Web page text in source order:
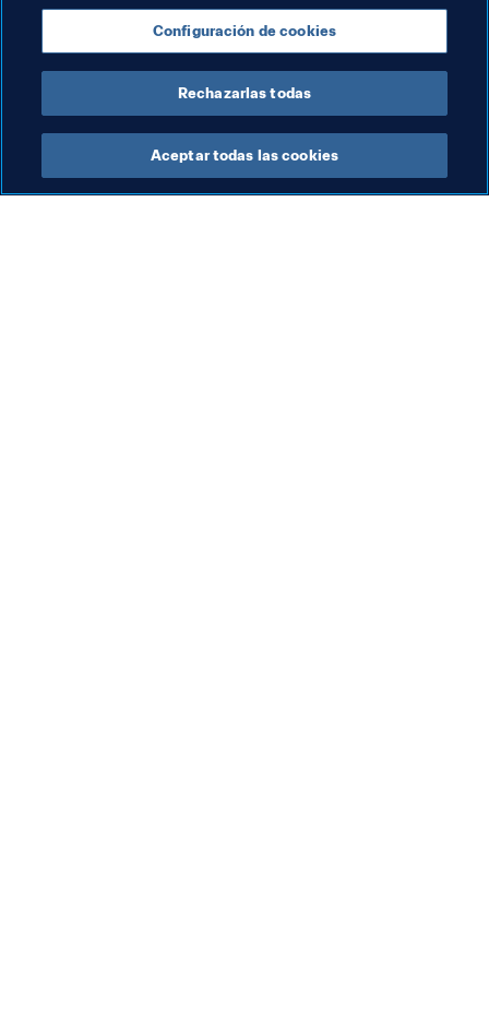
Visita la Fan ZoneConfiguración de cookies
Rechazarlas todas
Aceptar todas las cookies